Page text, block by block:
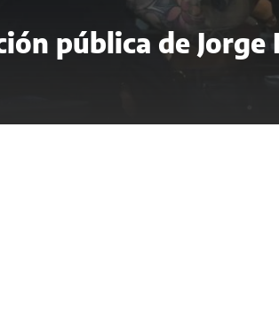
pública de Jorge